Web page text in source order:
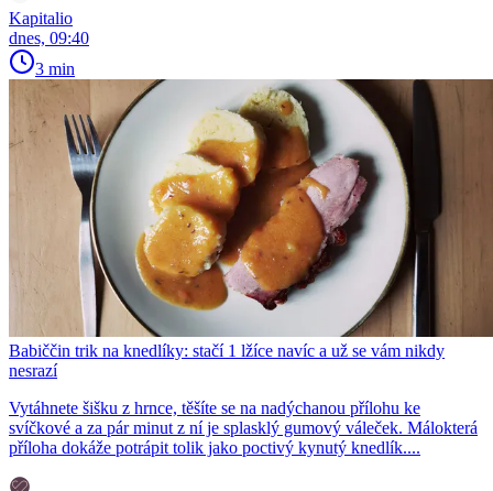
Kapitalio
dnes, 09:40
3 min
Babiččin trik na knedlíky: stačí 1 lžíce navíc a už se vám nikdy
nesrazí
Vytáhnete šišku z hrnce, těšíte se na nadýchanou přílohu ke
svíčkové a za pár minut z ní je splasklý gumový váleček. Málokterá
příloha dokáže potrápit tolik jako poctivý kynutý knedlík....